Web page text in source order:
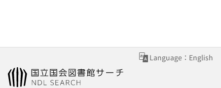
Language：English